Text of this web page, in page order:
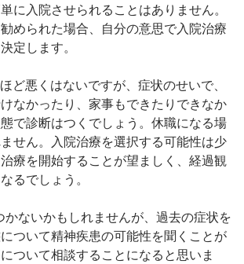
に入院させられることはありません。
められた場合、自分の意思で入院治療
定します。
ど悪くはないですが、症状のせいで、
なかったり、家事もできたりできなか
で診断はつくでしょう。休職になる場
せん。入院治療を選択する可能性は少
療を開始することが望ましく、経過観
るでしょう。
かないかもしれませんが、過去の症状を
ついて精神疾患の可能性を聞くことが
ついて相談することになると思いま